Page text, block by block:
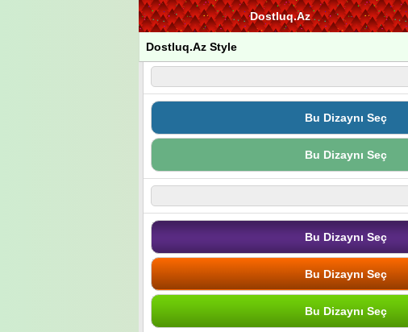
Dostluq.Az
Dostluq.Az Style
Bu Dizaynı Seç
Bu Dizaynı Seç
Bu Dizaynı Seç
Bu Dizaynı Seç
Bu Dizaynı Seç